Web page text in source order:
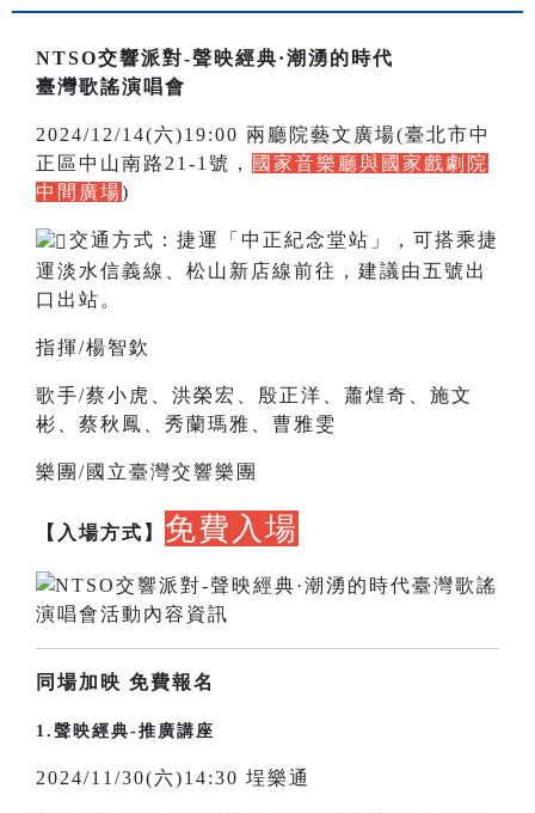
NTSO交響派對-聲映經典·潮湧的時代
臺灣歌謠演唱會
2024/12/14(六)19:00 兩廳院藝文廣場(臺北市中
正區中山南路21-1號，
國家音樂廳與國家戲劇院
中間廣場)
交通方式：捷運「中正紀念堂站」，可搭乘捷
運淡水信義線、松山新店線前往，建議由五號出
口出站。
指揮/楊智欽
歌手/蔡小虎、洪榮宏、殷正洋、蕭煌奇、施文
彬、蔡秋鳳、秀蘭瑪雅、曹雅雯
樂團/國立臺灣交響樂團
【入場方式】 免費入場
同場加映 免費報名
1.聲映經典-推廣講座
2024/11/30(六)14:30 埕樂通